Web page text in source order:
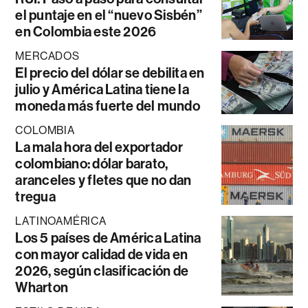
el puntaje en el “nuevo Sisbén”
en Colombia este 2026
MERCADOS
El precio del dólar se debilita en
julio y América Latina tiene la
moneda más fuerte del mundo
COLOMBIA
La mala hora del exportador
colombiano: dólar barato,
aranceles y fletes que no dan
tregua
LATINOAMÉRICA
Los 5 países de América Latina
con mayor calidad de vida en
2026, según clasificación de
Wharton